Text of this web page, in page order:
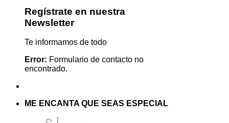
Regístrate en nuestra
Newsletter
Te informamos de todo
Error: Formulario de contacto no
encontrado.
ME ENCANTA QUE SEAS ESPECIAL